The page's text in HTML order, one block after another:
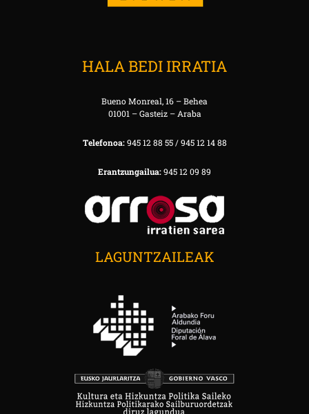
HALA BEDI IRRATIA
Bueno Monreal, 16 – Behea
01001 – Gasteiz – Araba
Telefonoa:945 12 88 55 / 945 12 14 88
Erantzungailua:945 12 09 89
LAGUNTZAILEAK